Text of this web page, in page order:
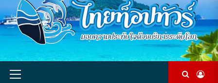
CONDITIONS
ทัวร์
ทั้งหมด
สู่
ไทย
ท็อป
ทัวร์
เราทั้งหมด
Primary